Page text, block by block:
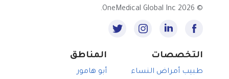
©
2026 OneMedical Global Inc.
التخصصات
طبيب أمراض النساء
المناطق
أبو هامور